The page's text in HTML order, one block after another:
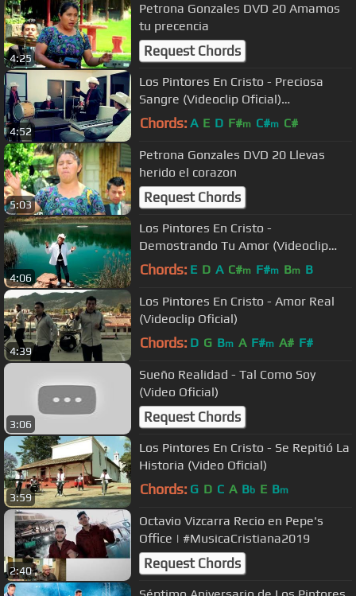
4:25
Petrona Gonzales DVD 20 Amamos
tu precencia
Request Chords
4:52
Los Pintores En Cristo - Preciosa
Sangre (Videoclip Oficial)
#MusicaCristiana
Chords: A E D F#m C#m C#
5:03
Petrona Gonzales DVD 20 Llevas
herido el corazon
Request Chords
4:06
Los Pintores En Cristo -
Demostrando Tu Amor (Videoclip
Oficial) #MusicaCristiana
Chords: E D A C#m F#m Bm B
4:39
Los Pintores En Cristo - Amor Real
(Videoclip Oficial)
Chords: D G Bm A F#m A# F#
3:06
Sueño Realidad - Tal Como Soy
(Video Oficial)
Request Chords
3:59
Los Pintores En Cristo - Se Repitió La
Historia (Video Oficial)
Chords: G D C A Bb E Bm
2:40
Octavio Vizcarra Recio en Pepe's
Office | #MusicaCristiana2019
Request Chords